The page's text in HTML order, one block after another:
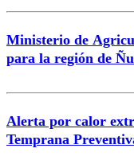
Ministerio de
para la región de
Alerta por calor
Temprana